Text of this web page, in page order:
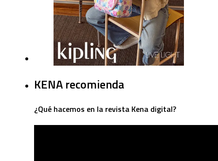
KENA recomienda
¿Qué hacemos en la revista Kena digital?